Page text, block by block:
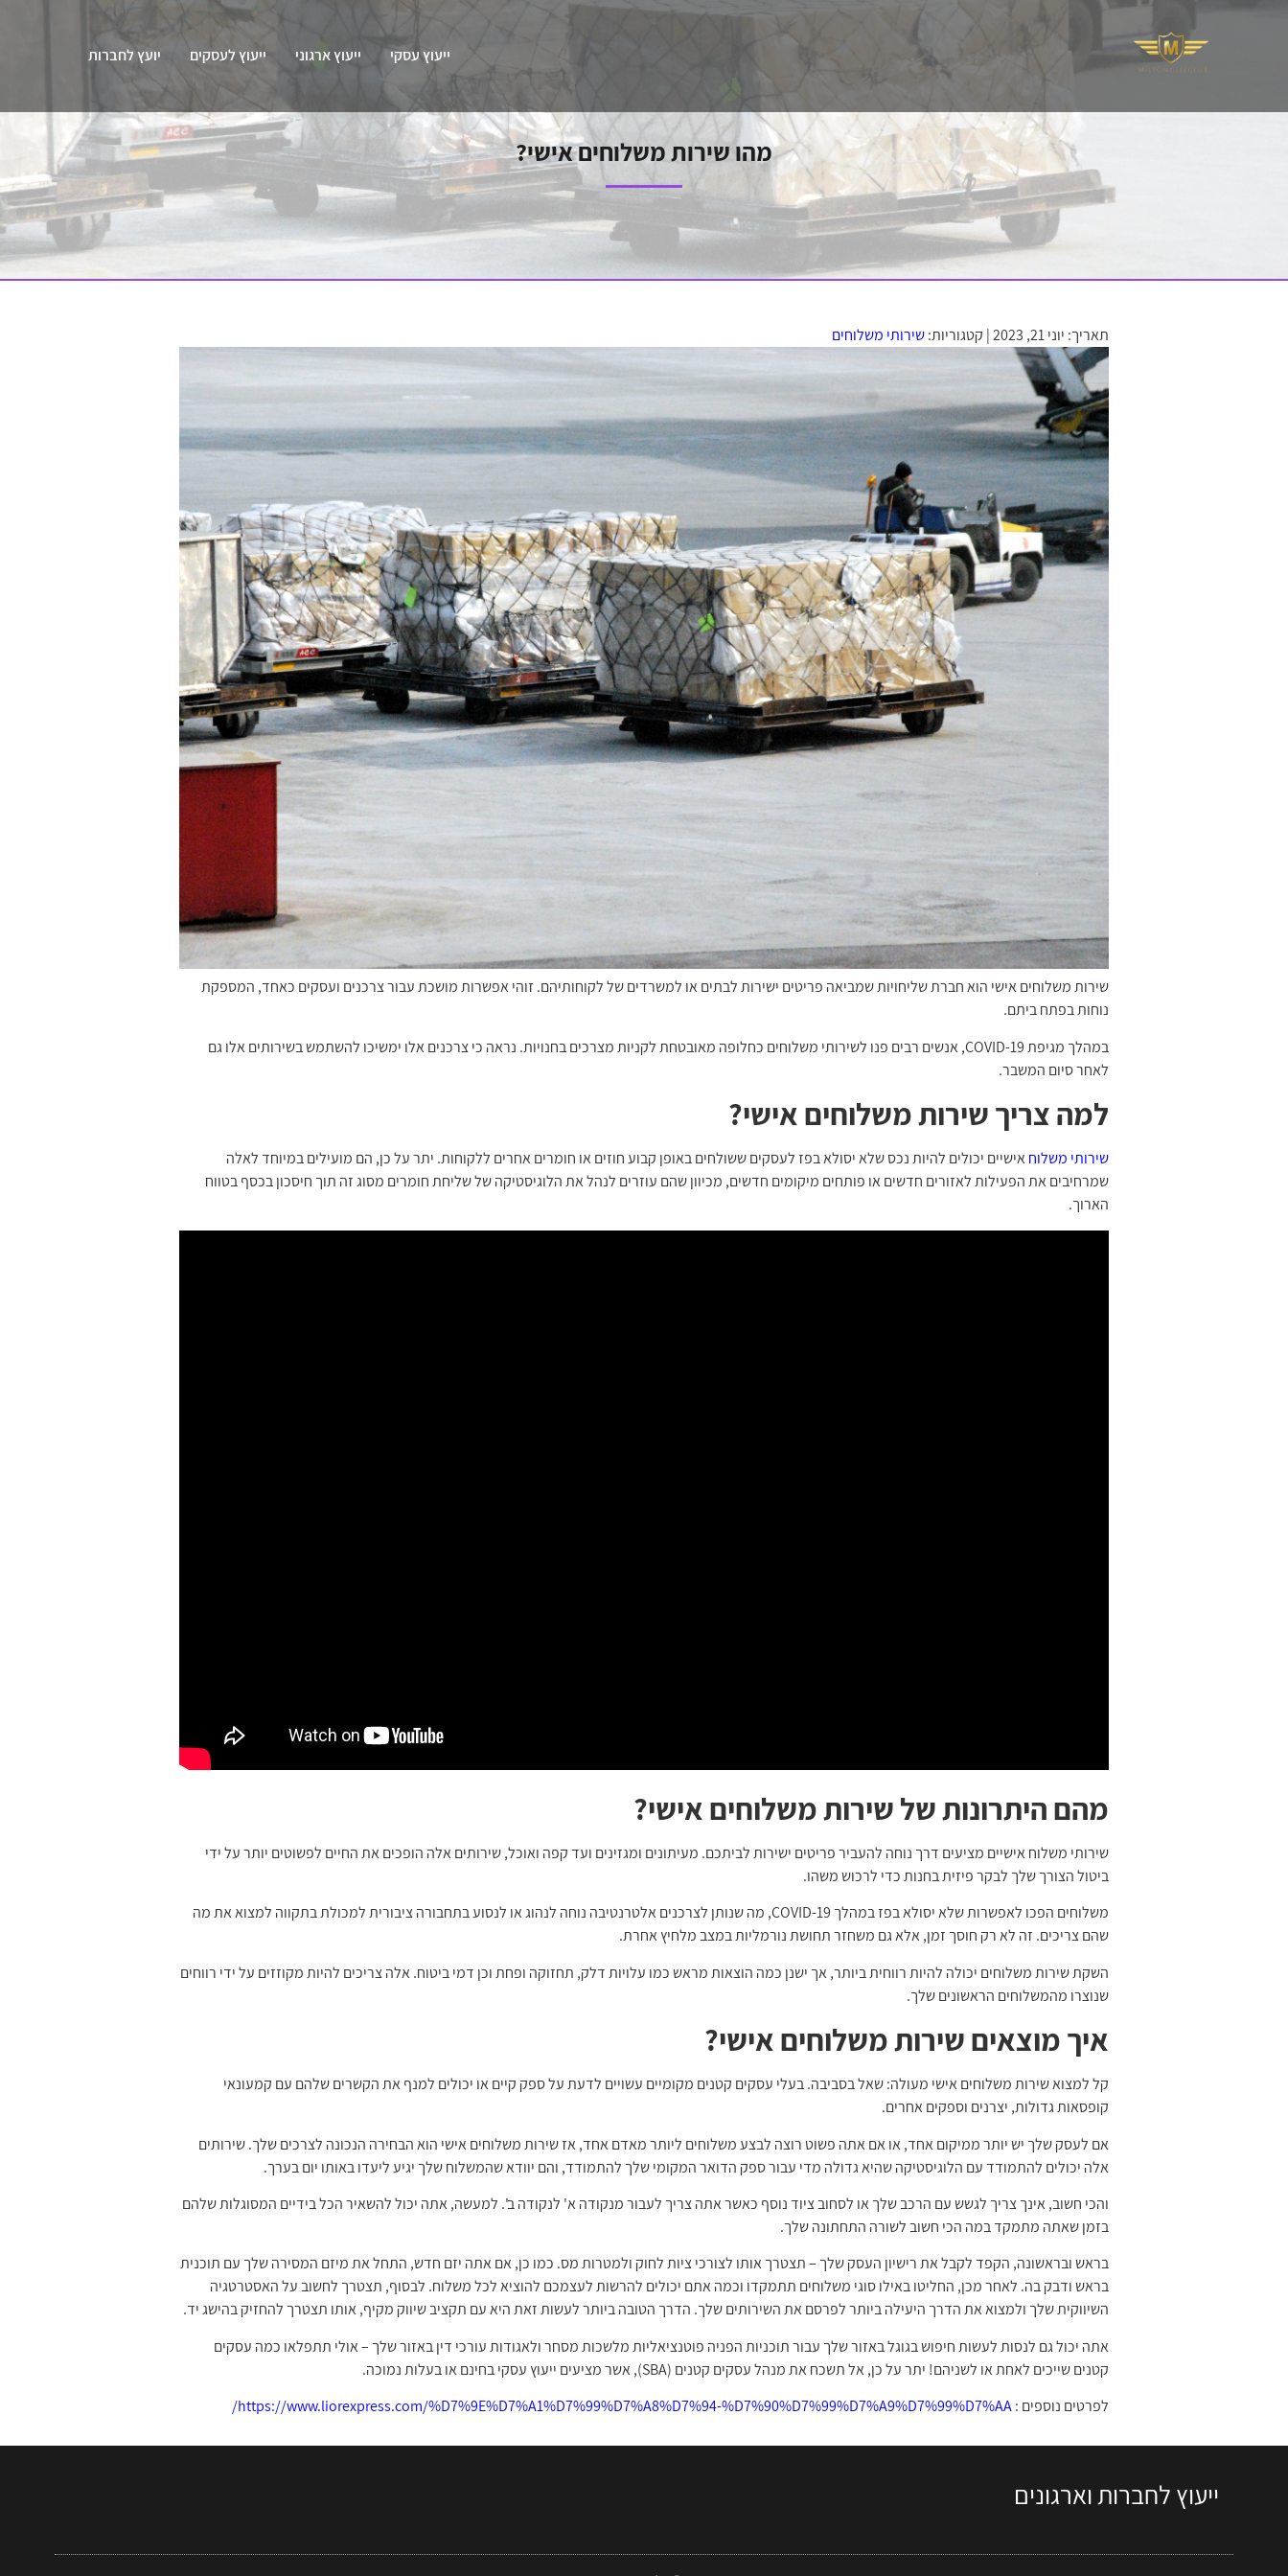
ייעוץ עסקי ייעוץ ארגוני ייעוץ לעסקים יועץ לחברות
מהו שירות משלוחים אישי?
תאריך: יוני 21, 2023 | קטגוריות:שירותי משלוחים
שירות משלוחים אישי הוא חברת שליחויות שמביאה פריטים ישירות לבתים או למשרדים של לקוחותיהם. זוהי אפשרות מושכת עבור צרכנים ועסקים כאחד, המספקת
נוחות בפתח ביתם.
במהלך מגיפת COVID-19, אנשים רבים פנו לשירותי משלוחים כחלופה מאובטחת לקניות מצרכים בחנויות. נראה כי צרכנים אלו ימשיכו להשתמש בשירותים אלו גם
לאחר סיום המשבר.
למה צריך שירות משלוחים אישי?
שירותי משלוחאישיים יכולים להיות נכס שלא יסולא בפז לעסקים ששולחים באופן קבוע חוזים או חומרים אחרים ללקוחות. יתר על כן, הם מועילים במיוחד לאלה
שמרחיבים את הפעילות לאזורים חדשים או פותחים מיקומים חדשים, מכיוון שהם עוזרים לנהל את הלוגיסטיקה של שליחת חומרים מסוג זה תוך חיסכון בכסף בטווח
הארוך.
מהם היתרונות של שירות משלוחים אישי?
שירותי משלוח אישיים מציעים דרך נוחה להעביר פריטים ישירות לביתכם. מעיתונים ומגזינים ועד קפה ואוכל, שירותים אלה הופכים את החיים לפשוטים יותר על ידי
ביטול הצורך שלך לבקר פיזית בחנות כדי לרכוש משהו.
משלוחים הפכו לאפשרות שלא יסולא בפז במהלך COVID-19, מה שנותן לצרכנים אלטרנטיבה נוחה לנהוג או לנסוע בתחבורה ציבורית למכולת בתקווה למצוא את מה
שהם צריכים. זה לא רק חוסך זמן, אלא גם משחזר תחושת נורמליות במצב מלחיץ אחרת.
השקת שירות משלוחים יכולה להיות רווחית ביותר, אך ישנן כמה הוצאות מראש כמו עלויות דלק, תחזוקה ופחת וכן דמי ביטוח. אלה צריכים להיות מקוזזים על ידי רווחים
שנוצרו מהמשלוחים הראשונים שלך.
איך מוצאים שירות משלוחים אישי?
קל למצוא שירות משלוחים אישי מעולה: שאל בסביבה. בעלי עסקים קטנים מקומיים עשויים לדעת על ספק קיים או יכולים למנף את הקשרים שלהם עם קמעונאי
קופסאות גדולות, יצרנים וספקים אחרים.
אם לעסק שלך יש יותר ממיקום אחד, או אם אתה פשוט רוצה לבצע משלוחים ליותר מאדם אחד, אז שירות משלוחים אישי הוא הבחירה הנכונה לצרכים שלך. שירותים
אלה יכולים להתמודד עם הלוגיסטיקה שהיא גדולה מדי עבור ספק הדואר המקומי שלך להתמודד, והם יוודא שהמשלוח שלך יגיע ליעדו באותו יום בערך.
והכי חשוב, אינך צריך לגשש עם הרכב שלך או לסחוב ציוד נוסף כאשר אתה צריך לעבור מנקודה א' לנקודה ב'. למעשה, אתה יכול להשאיר הכל בידיים המסוגלות שלהם
בזמן שאתה מתמקד במה הכי חשוב לשורה התחתונה שלך.
בראש ובראשונה, הקפד לקבל את רישיון העסק שלך – תצטרך אותו לצורכי ציות לחוק ולמטרות מס. כמו כן, אם אתה יזם חדש, התחל את מיזם המסירה שלך עם תוכנית
בראש ודבק בה. לאחר מכן, החליטו באילו סוגי משלוחים תתמקדו וכמה אתם יכולים להרשות לעצמכם להוציא לכל משלוח. לבסוף, תצטרך לחשוב על האסטרטגיה
השיווקית שלך ולמצוא את הדרך היעילה ביותר לפרסם את השירותים שלך. הדרך הטובה ביותר לעשות זאת היא עם תקציב שיווק מקיף, אותו תצטרך להחזיק בהישג יד.
אתה יכול גם לנסות לעשות חיפוש בגוגל באזור שלך עבור תוכניות הפניה פוטנציאליות מלשכות מסחר ולאגודות עורכי דין באזור שלך – אולי תתפלאו כמה עסקים
קטנים שייכים לאחת או לשניהם! יתר על כן, אל תשכח את מנהל עסקים קטנים (SBA), אשר מציעים ייעוץ עסקי בחינם או בעלות נמוכה.
לפרטים נוספים :
ייעוץ לחברות וארגונים